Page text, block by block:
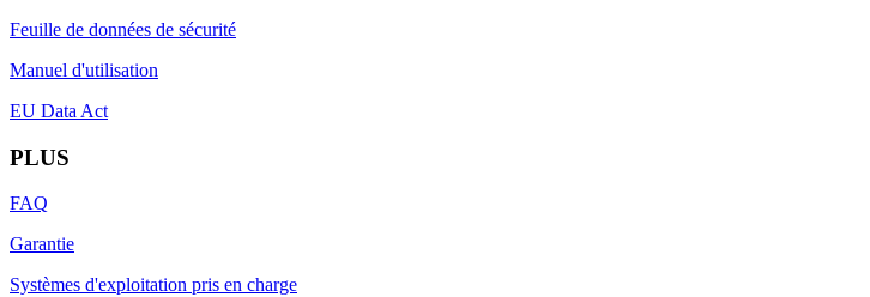
Feuille de données de sécurité
Manuel d'utilisation
EU Data Act
PLUS
FAQ
Garantie
Systèmes d'exploitation pris en charge